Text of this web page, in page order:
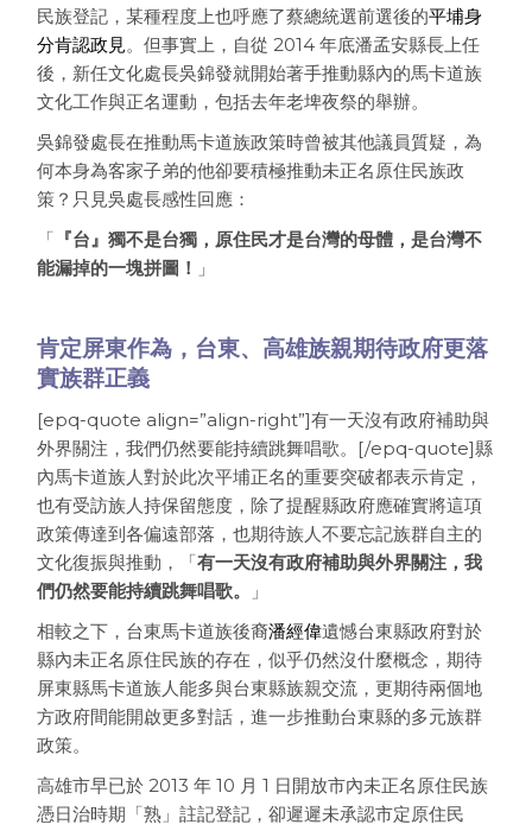
民族登記，某種程度上也呼應了蔡總統選前選後的平埔身
分肯認政見。但事實上，自從 2014 年底潘孟安縣長上任
後，新任文化處長吳錦發就開始著手推動縣內的馬卡道族
文化工作與正名運動，包括去年老埤夜祭的舉辦。
吳錦發處長在推動馬卡道族政策時曾被其他議員質疑，為
何本身為客家子弟的他卻要積極推動未正名原住民族政
策？只見吳處長感性回應：
「 『台』獨不是台獨，原住民才是台灣的母體，是台灣不
能漏掉的一塊拼圖！ 」
肯定屏東作為，台東、高雄族親期待政府更落
實族群正義
[epq-quote align=”align-right”]有一天沒有政府補助與
外界關注，我們仍然要能持續跳舞唱歌。[/epq-quote]縣
內馬卡道族人對於此次平埔正名的重要突破都表示肯定，
也有受訪族人持保留態度，除了提醒縣政府應確實將這項
政策傳達到各偏遠部落，也期待族人不要忘記族群自主的
文化復振與推動，「有一天沒有政府補助與外界關注，我
們仍然要能持續跳舞唱歌。
」
相較之下，台東馬卡道族後裔潘經偉遺憾台東縣政府對於
縣內未正名原住民族的存在，似乎仍然沒什麼概念，期待
屏東縣馬卡道族人能多與台東縣族親交流，更期待兩個地
方政府間能開啟更多對話，進一步推動台東縣的多元族群
政策。
高雄市早已於 2013 年 10 月 1 日開放市內未正名原住民族
憑日治時期「熟」註記登記，卻遲遲未承認市定原住民